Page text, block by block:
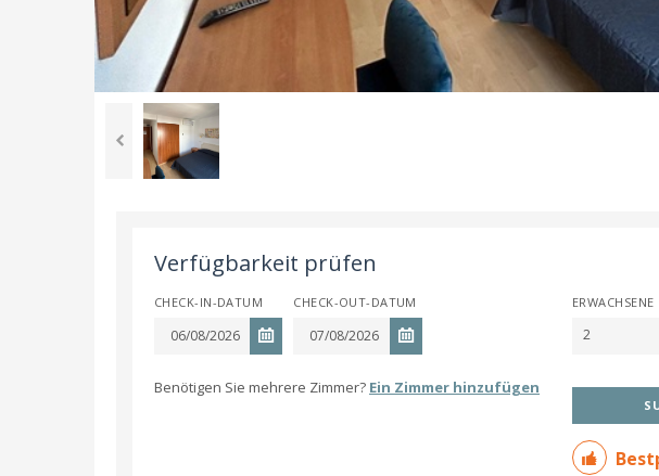
Verfügbarkeit prüfen
CHECK-IN-DATUM CHECK-OUT-DATUM ERWACHSENE
2
Benötigen Sie mehrere Zimmer? Ein Zimmer hinzufügen